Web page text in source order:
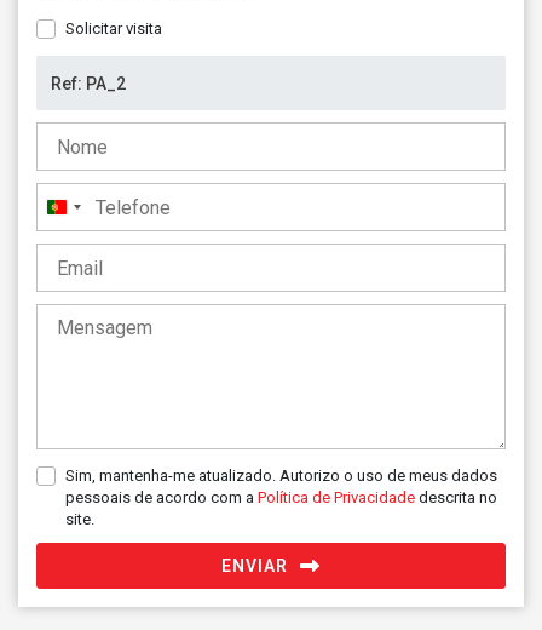
Solicitar visita
Portugal
+351
Sim, mantenha-me atualizado. Autorizo o uso de meus dados
pessoais de acordo com a Política de Privacidade descrita no
site.
ENVIAR